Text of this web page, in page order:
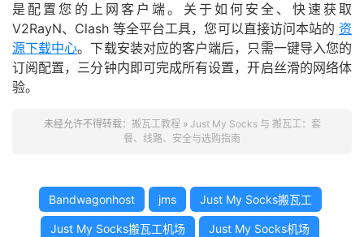
是配置您的上网客户端。关于如何安全、快速获取
V2RayN、Clash 等全平台工具，您可以直接访问本站的 资
源下载中心。下载安装对应的客户端后，只需一键导入您的
订阅配置，三分钟内即可完成所有设置，开启丝滑的网络体
验。
未经允许不得转载： 搬瓦工教程 » Just My Socks 与 搬瓦工：套
餐、线路、安全与选购指南
Bandwagonhost jms Just My Socks搬瓦工
Just My Socks搬瓦工机场 Just My Socks机场